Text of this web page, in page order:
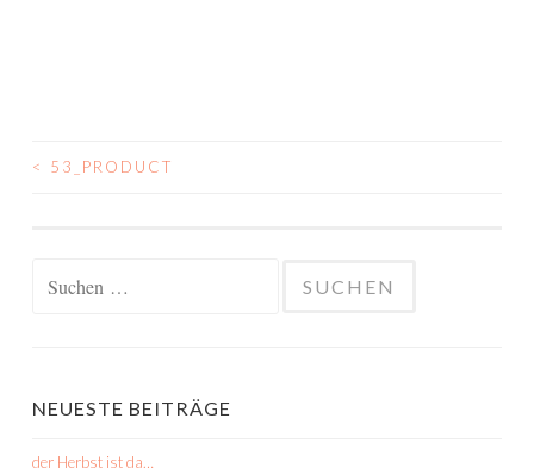
BEITRAGSNAVIGATION
< 53_PRODUCT
NEUESTE BEITRÄGE
der Herbst ist da…